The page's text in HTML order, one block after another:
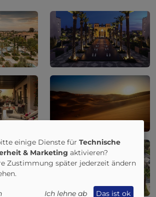
einige Dienste für Technische
& Marketing aktivieren?
Zustimmung später jederzeit ändern
Ich lehne ab Das ist ok